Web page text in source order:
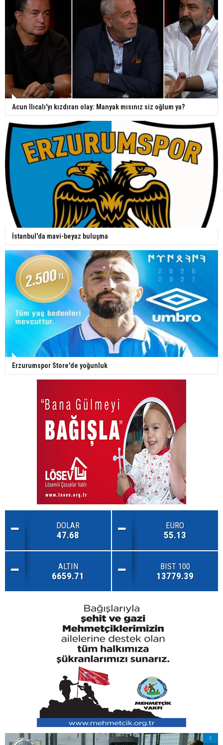
Acun Ilıcalı'yı kızdıran olay: Manyak mısınız siz oğlum ya?
İstanbul'da mavi-beyaz buluşma
Erzurumspor Store'de yoğunluk
DOLAR
47.68
EURO
55.13
ALTIN
6659.71
BIST 100
13779.39